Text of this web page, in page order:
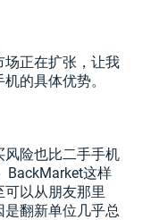
场正在扩张，让我
的具体优势。
风险也比二手手机
BackMarket这样
以从朋友那里
翻新单位几乎总